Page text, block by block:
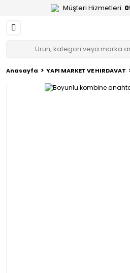
Müşteri Hizmetleri:
Anasayfa YAPI MARKET VE HIRDAVAT